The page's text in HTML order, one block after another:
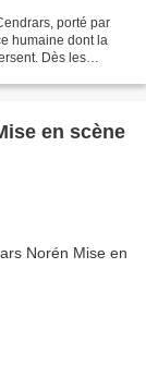
porté par
humaine dont la
Dès les
en scène